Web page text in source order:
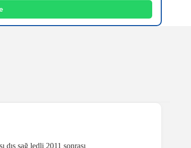
sağ ledli 2011 sonrası